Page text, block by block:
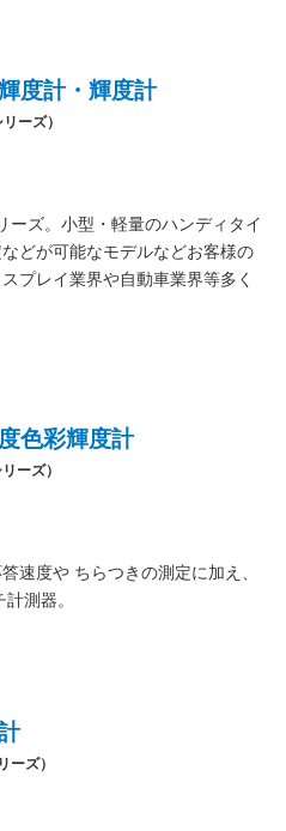
度計・輝度計
リーズ）
ーズ。小型・軽量のハンディタイ
どが可能なモデルなどお客様の
プレイ業界や自動車業界等多く
色彩輝度計
ーズ）
速度や ちらつきの測定に加え、
測器。
ーズ）